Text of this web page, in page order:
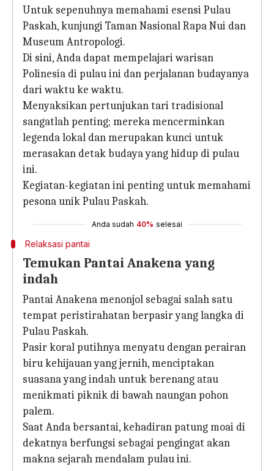
Untuk sepenuhnya memahami esensi Pulau
Paskah, kunjungi Taman Nasional Rapa Nui dan
Museum Antropologi.
Di sini, Anda dapat mempelajari warisan
Polinesia di pulau ini dan perjalanan budayanya
dari waktu ke waktu.
Menyaksikan pertunjukan tari tradisional
sangatlah penting; mereka mencerminkan
legenda lokal dan merupakan kunci untuk
merasakan detak budaya yang hidup di pulau
ini.
Kegiatan-kegiatan ini penting untuk memahami
pesona unik Pulau Paskah.
Anda sudah 40% selesai
Relaksasi pantai
Temukan Pantai Anakena yang
indah
Pantai Anakena menonjol sebagai salah satu
tempat peristirahatan berpasir yang langka di
Pulau Paskah.
Pasir koral putihnya menyatu dengan perairan
biru kehijauan yang jernih, menciptakan
suasana yang indah untuk berenang atau
menikmati piknik di bawah naungan pohon
palem.
Saat Anda bersantai, kehadiran patung moai di
dekatnya berfungsi sebagai pengingat akan
makna sejarah mendalam pulau ini.